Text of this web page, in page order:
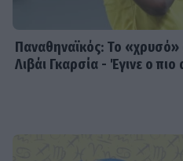
Παναθηναϊκός: Το
Λιβάι Γκαρσία - Έγινε ο